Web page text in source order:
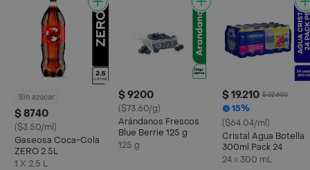
Sin azúcar
$ 8740
($3.50/ml)
Gaseosa Coca-Cola
ZERO 2.5L
1 X 2,5 L
$ 9200
($73.60/g)
Arándanos Frescos
Blue Berrie 125 g
125 g
$ 19.210 $ 22.600
15%
($64.04/ml)
Cristal Agua Botella
300ml Pack 24
24 x 300 mL